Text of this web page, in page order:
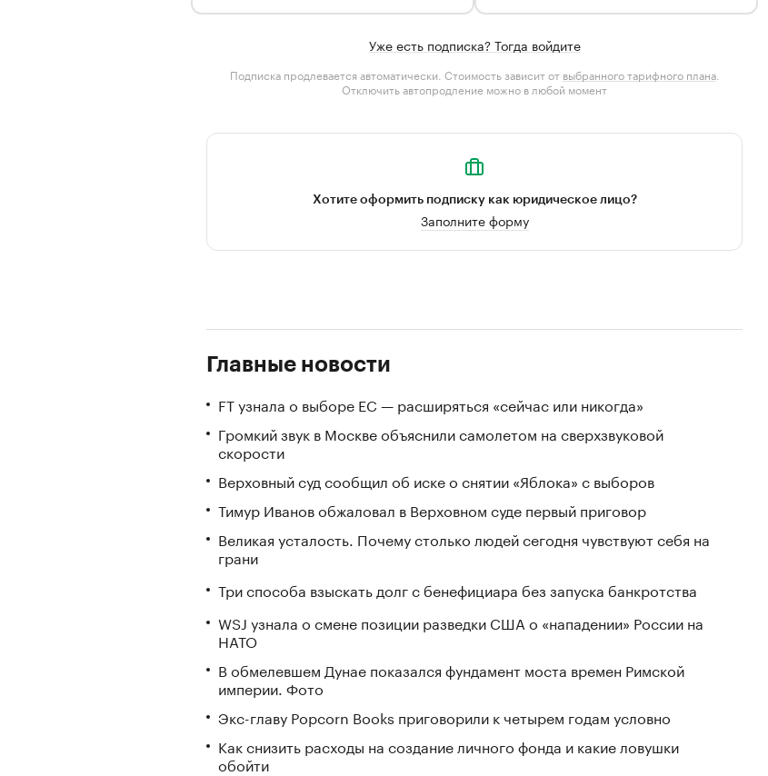
Уже есть подписка? Тогда войдите
Подписка продлевается автоматически. Стоимость зависит от выбранного тарифного плана.
Отключить автопродление можно в любой момент
Хотите оформить подписку как юридическое лицо?
Заполните форму
Главные новости
FT узнала о выборе ЕС — расширяться «сейчас или никогда»
Громкий звук в Москве объяснили самолетом на сверхзвуковой
скорости
Верховный суд сообщил об иске о снятии «Яблока» с выборов
Тимур Иванов обжаловал в Верховном суде первый приговор
Великая усталость. Почему столько людей сегодня чувствуют себя на
грани
Три способа взыскать долг с бенефициара без запуска банкротства
WSJ узнала о смене позиции разведки США о «нападении» России на
НАТО
В обмелевшем Дунае показался фундамент моста времен Римской
империи. Фото
Экс-главу Popcorn Books приговорили к четырем годам условно
Как снизить расходы на создание личного фонда и какие ловушки
обойти